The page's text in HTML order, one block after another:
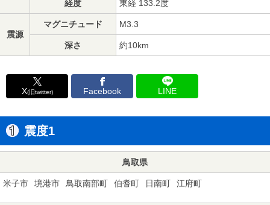
経度 東経 133.2度
震源
マグニチュード M3.3
深さ 約10km
X(旧twitter) Facebook LINE
震度1
鳥取県
米子市 境港市 鳥取南部町 伯耆町 日南町 江府町